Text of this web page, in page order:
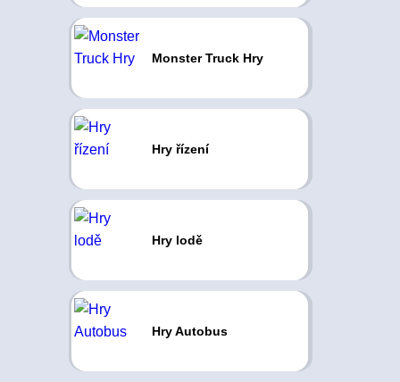
Monster Truck Hry
Hry řízení
Hry lodě
Hry Autobus